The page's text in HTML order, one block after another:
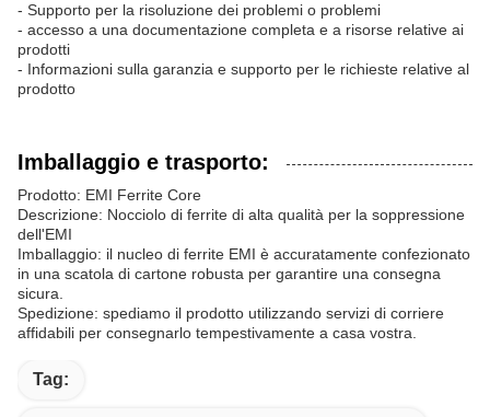
- Supporto per la risoluzione dei problemi o problemi
- accesso a una documentazione completa e a risorse relative ai
prodotti
- Informazioni sulla garanzia e supporto per le richieste relative al
prodotto
Imballaggio e trasporto:
Prodotto: EMI Ferrite Core
Descrizione: Nocciolo di ferrite di alta qualità per la soppressione
dell'EMI
Imballaggio: il nucleo di ferrite EMI è accuratamente confezionato
in una scatola di cartone robusta per garantire una consegna
sicura.
Spedizione: spediamo il prodotto utilizzando servizi di corriere
affidabili per consegnarlo tempestivamente a casa vostra.
Tag: